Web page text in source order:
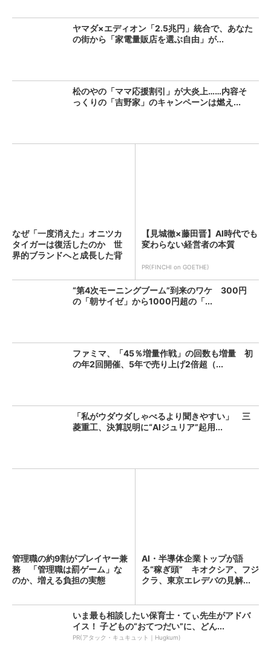
ヤマダ×エディオン「2.5兆円」統合で、あなた
の街から「家電量販店を選ぶ自由」が...
松のやの「ママ応援割引」が大炎上……内容そ
っくりの「吉野家」のキャンペーンは燃え...
なぜ「一度消えた」オニツカ
タイガーは復活したのか 世
界的ブランドへと成長した背
【見城徹×藤田晋】AI時代でも
変わらない経営者の本質
PR(FINCHI on GOETHE)
“第4次モーニングブーム”到来のワケ 300円
の「朝サイゼ」から1000円超の「...
ファミマ、「45％増量作戦」の回数も増量 初
の年2回開催、5年で売り上げ2倍超（...
「私がウダウダしゃべるより聞きやすい」 三
菱重工、決算説明に“AIジュリア”起用...
管理職の約9割がプレイヤー兼
務 「管理職は罰ゲーム」な
のか、増える負担の実態
AI・半導体企業トップが語
る“稼ぎ頭” キオクシア、フジ
クラ、東京エレデバの見解...
いま最も相談したい保育士・てぃ先生がアドバ
イス！ 子どもの“おてつだい”に、どん...
PR(アタック・キュキュット｜Hugkum)